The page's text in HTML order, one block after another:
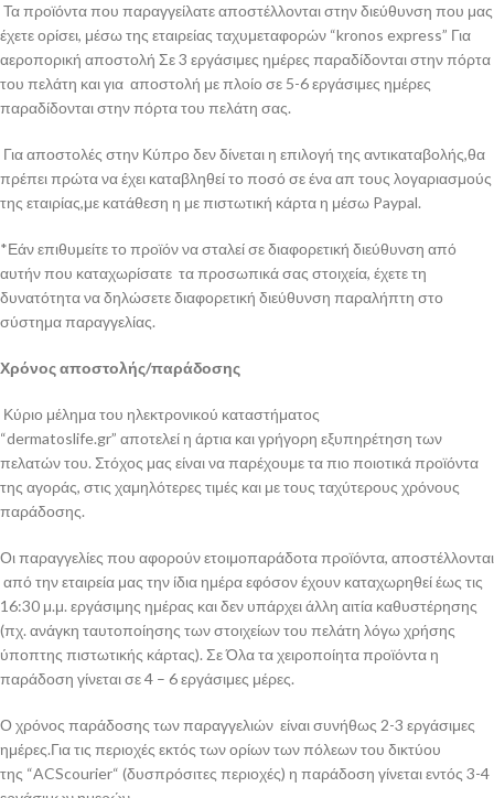
Τα προϊόντα που παραγγείλατε αποστέλλονται στην διεύθυνση που μας
έχετε ορίσει, μέσω της εταιρείας ταχυμεταφορών “kronos express” Για
αεροπορική αποστολή Σε 3 εργάσιμες ημέρες παραδίδονται στην πόρτα
του πελάτη και για αποστολή με πλοίο σε 5-6 εργάσιμες ημέρες
παραδίδονται στην πόρτα του πελάτη σας.
Για αποστολές στην Κύπρο δεν δίνεται η επιλογή της αντικαταβολής,θα
πρέπει πρώτα να έχει καταβληθεί το ποσό σε ένα απ τους λογαριασμούς
της εταιρίας,με κατάθεση η με πιστωτική κάρτα η μέσω Paypal.
*Εάν επιθυμείτε το προϊόν να σταλεί σε διαφορετική διεύθυνση από
αυτήν που καταχωρίσατε τα προσωπικά σας στοιχεία, έχετε τη
δυνατότητα να δηλώσετε διαφορετική διεύθυνση παραλήπτη στο
σύστημα παραγγελίας.
Χρόνος αποστολής/παράδοσης
Κύριο μέλημα του ηλεκτρονικού καταστήματος
“dermatoslife.gr” αποτελεί η άρτια και γρήγορη εξυπηρέτηση των
πελατών του. Στόχος μας είναι να παρέχουμε τα πιο ποιοτικά προϊόντα
της αγοράς, στις χαμηλότερες τιμές και με τους ταχύτερους χρόνους
παράδοσης.
Οι παραγγελίες που αφορούν ετοιμοπαράδοτα προϊόντα, αποστέλλονται
από την εταιρεία μας την ίδια ημέρα εφόσον έχουν καταχωρηθεί έως τις
16:30 μ.μ. εργάσιμης ημέρας και δεν υπάρχει άλλη αιτία καθυστέρησης
(πχ. ανάγκη ταυτοποίησης των στοιχείων του πελάτη λόγω χρήσης
ύποπτης πιστωτικής κάρτας). Σε Όλα τα χειροποίητα προϊόντα η
παράδοση γίνεται σε 4 – 6 εργάσιμες μέρες.
Ο χρόνος παράδοσης των παραγγελιών είναι συνήθως 2-3 εργάσιμες
ημέρες.Για τις περιοχές εκτός των ορίων των πόλεων του δικτύου
της “ACScourier“ (δυσπρόσιτες περιοχές) η παράδοση γίνεται εντός 3-4